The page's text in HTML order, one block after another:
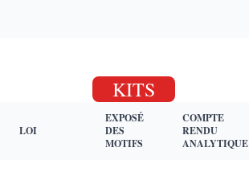
KITS
LOI
EXPOSÉ
DES
MOTIFS
COMPTE
RENDU
ANALYTIQUE